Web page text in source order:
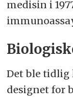
medisin i
Det ble tidlig
designet for